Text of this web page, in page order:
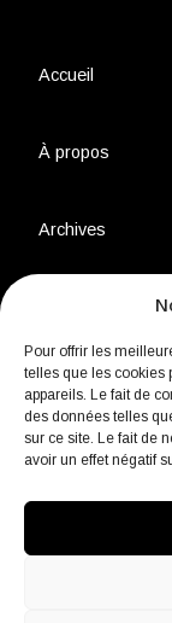
Pour offrir les
telles que les cookies
appareils. Le fait de
des données telles
sur ce site. Le fait de
avoir un effet négatif
Accueil
À propos
Archives
Charte
Politique de
Mentions légales